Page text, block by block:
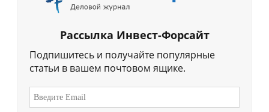
Рассылка Инвест-Форсайт
Подпишитесь и получайте популярные
статьи в вашем почтовом ящике.